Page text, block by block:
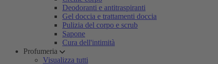
Deodoranti e antitraspiranti
Gel doccia e trattamenti doccia
Pulizia del corpo e scrub
Sapone
Cura dell'intimità
Profumeria
Visualizza tutti